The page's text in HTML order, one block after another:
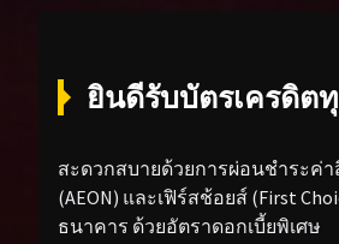
ยินดีรับบัตรเครดิต
สะดวกสบายด้วยการผ่อนชำระค่
(AEON) และเฟิร์สช้อยส์ (First
ธนาคาร ด้วยอัตราดอกเบี้ยพิเศษ